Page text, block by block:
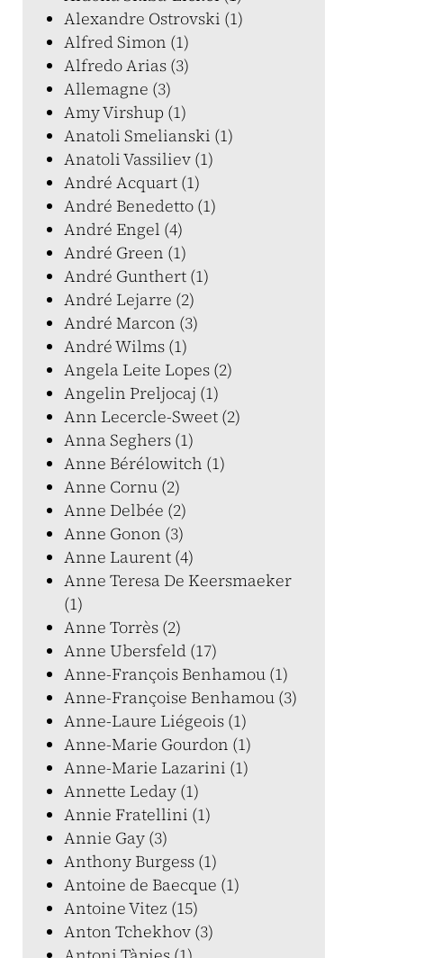
Alexandre Ostrovski (1)
Alfred Simon (1)
Alfredo Arias (3)
Allemagne (3)
Amy Virshup (1)
Anatoli Smelianski (1)
Anatoli Vassiliev (1)
André Acquart (1)
André Benedetto (1)
André Engel (4)
André Green (1)
André Gunthert (1)
André Lejarre (2)
André Marcon (3)
André Wilms (1)
Angela Leite Lopes (2)
Angelin Preljocaj (1)
Ann Lecercle-Sweet (2)
Anna Seghers (1)
Anne Bérélowitch (1)
Anne Cornu (2)
Anne Delbée (2)
Anne Gonon (3)
Anne Laurent (4)
Anne Teresa De Keersmaeker
(1)
Anne Torrès (2)
Anne Ubersfeld (17)
Anne-François Benhamou (1)
Anne-Françoise Benhamou (3)
Anne-Laure Liégeois (1)
Anne-Marie Gourdon (1)
Anne-Marie Lazarini (1)
Annette Leday (1)
Annie Fratellini (1)
Annie Gay (3)
Anthony Burgess (1)
Antoine de Baecque (1)
Antoine Vitez (15)
Anton Tchekhov (3)